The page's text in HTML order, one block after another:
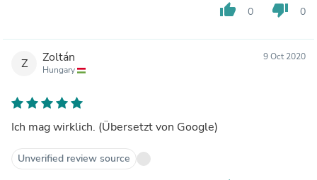
thumb_up 0 thumb_down 0
Z Zoltán
Hungary
9 Oct 2020
Ich mag wirklich. (Übersetzt von Google)
Unverified review source